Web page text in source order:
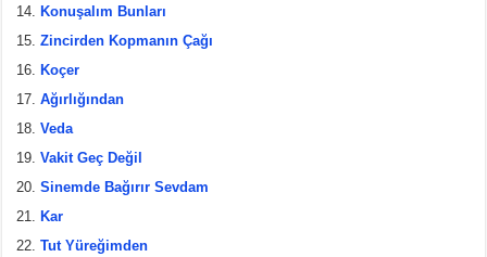
Konuşalım Bunları
Zincirden Kopmanın Çağı
Koçer
Ağırlığından
Veda
Vakit Geç Değil
Sinemde Bağırır Sevdam
Kar
Tut Yüreğimden